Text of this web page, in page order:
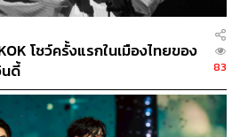
โชว์ครั้งแรกในเมืองไทยของ
ดี้
83